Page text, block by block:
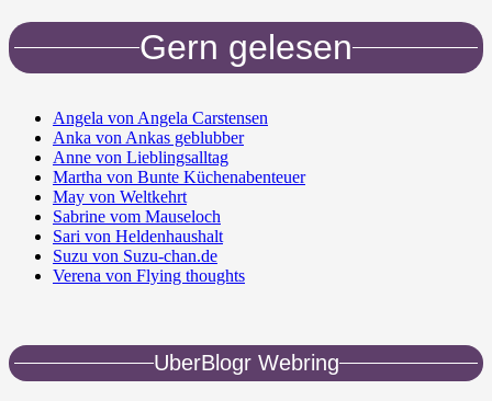
Gern gelesen
Angela von Angela Carstensen
Anka von Ankas geblubber
Anne von Lieblingsalltag
Martha von Bunte Küchenabenteuer
May von Weltkehrt
Sabrine vom Mauseloch
Sari von Heldenhaushalt
Suzu von Suzu-chan.de
Verena von Flying thoughts
UberBlogr Webring